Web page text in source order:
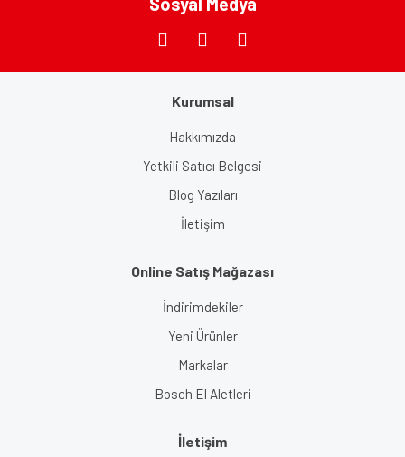
Kurumsal
Hakkımızda
Yetkili Satıcı Belgesi
Blog Yazıları
İletişim
Online Satış Mağazası
İndirimdekiler
Yeni Ürünler
Markalar
Bosch El Aletleri
İletişim